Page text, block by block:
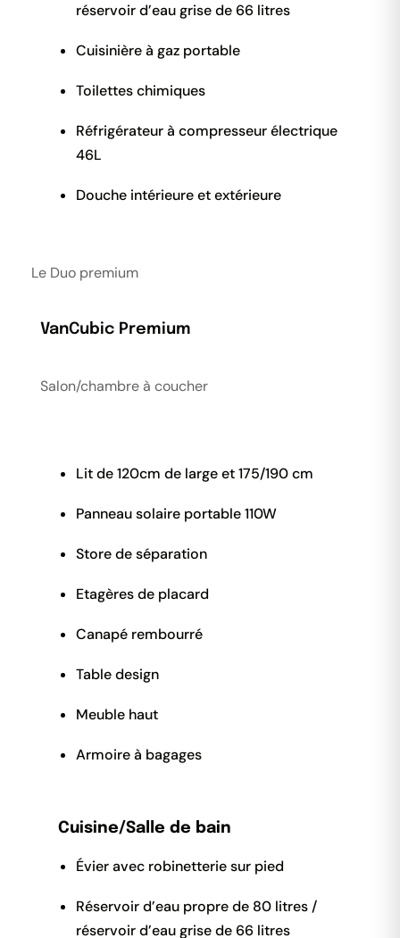
réservoir d’eau grise de 66 litres
Cuisinière à gaz portable
Toilettes chimiques
Réfrigérateur à compresseur électrique
46L
Douche intérieure et extérieure
Le Duo premium
VanCubic Premium
Salon/chambre à coucher
Lit de 120cm de large et 175/190 cm
Panneau solaire portable 110W
Store de séparation
Etagères de placard
Canapé rembourré
Table design
Meuble haut
Armoire à bagages
Cuisine/Salle de bain
Évier avec robinetterie sur pied
Réservoir d’eau propre de 80 litres /
réservoir d’eau grise de 66 litres